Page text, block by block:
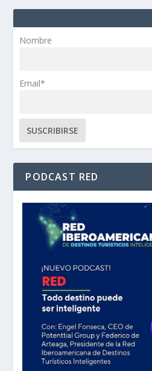
Nombre
Email*
PODCAST RED